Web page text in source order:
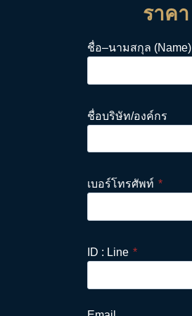
ราคา
ชื่อ–นามสกุล (Name)
ชื่อบริษัท/องค์กร
เบอร์โทรศัพท์ *
ID : Line *